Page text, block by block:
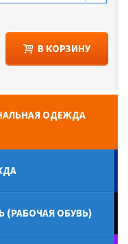
В КОРЗИНУ
ОДЕЖДА
(РАБОЧАЯ ОБУВЬ)